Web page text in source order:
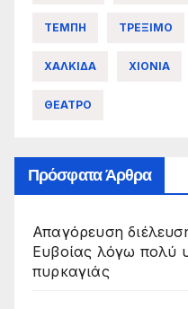
ΤΕΜΠΗ ΤΡΕΞΙΜΟ
ΧΑΛΚΙΔΑ ΧΙΟΝΙΑ
ΘΕΑΤΡΟ
Πρόσφατα Άρθρα
Απαγόρευση
Ευβοίας λόγω πολύ
πυρκαγιάς